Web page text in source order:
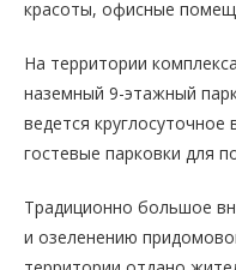
красоты, офисные
На территории
наземный 9-этажный
ведется
гостевые парковки для
Традиционно большое
и озеленению